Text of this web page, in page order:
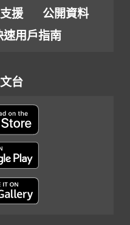
援
公開資料
速用戶指南
台